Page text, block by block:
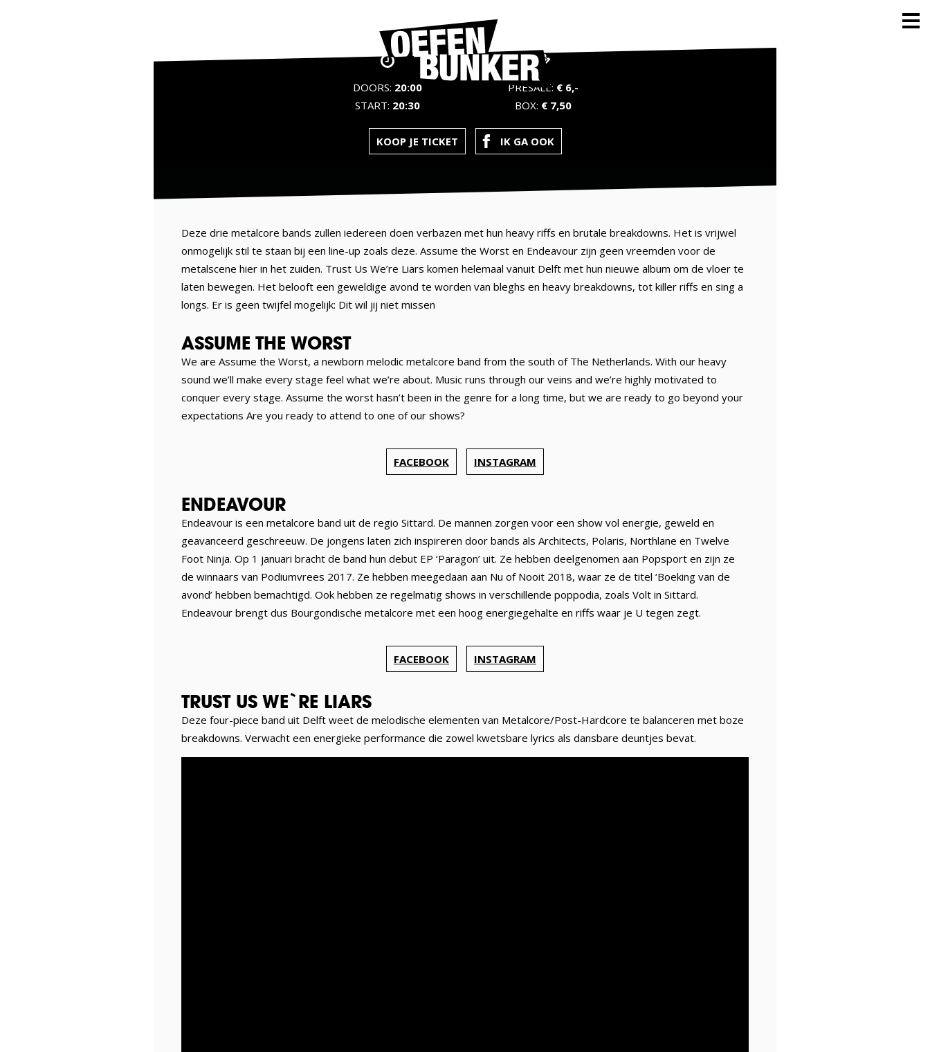
DOORS: 20:00
START: 20:30
PRESALE: € 6,-
BOX: € 7,50
KOOP JE TICKET IK GA OOK
Deze drie metalcore bands zullen iedereen doen verbazen met hun heavy riffs en brutale breakdowns. Het is vrijwel
onmogelijk stil te staan bij een line-up zoals deze. Assume the Worst en Endeavour zijn geen vreemden voor de
metalscene hier in het zuiden. Trust Us We’re Liars komen helemaal vanuit Delft met hun nieuwe album om de vloer te
laten bewegen. Het belooft een geweldige avond te worden van bleghs en heavy breakdowns, tot killer riffs en sing a
longs. Er is geen twijfel mogelijk: Dit wil jij niet missen
ASSUME THE WORST
We are Assume the Worst, a newborn melodic metalcore band from the south of The Netherlands. With our heavy
sound we’ll make every stage feel what we’re about. Music runs through our veins and we’re highly motivated to
conquer every stage. Assume the worst hasn’t been in the genre for a long time, but we are ready to go beyond your
expectations Are you ready to attend to one of our shows?
FACEBOOK INSTAGRAM
ENDEAVOUR
Endeavour is een metalcore band uit de regio Sittard. De mannen zorgen voor een show vol energie, geweld en
geavanceerd geschreeuw. De jongens laten zich inspireren door bands als Architects, Polaris, Northlane en Twelve
Foot Ninja. Op 1 januari bracht de band hun debut EP ‘Paragon’ uit. Ze hebben deelgenomen aan Popsport en zijn ze
de winnaars van Podiumvrees 2017. Ze hebben meegedaan aan Nu of Nooit 2018, waar ze de titel ‘Boeking van de
avond’ hebben bemachtigd. Ook hebben ze regelmatig shows in verschillende poppodia, zoals Volt in Sittard.
Endeavour brengt dus Bourgondische metalcore met een hoog energiegehalte en riffs waar je U tegen zegt.
FACEBOOK INSTAGRAM
TRUST US WE`RE LIARS
Deze four-piece band uit Delft weet de melodische elementen van Metalcore/Post-Hardcore te balanceren met boze
breakdowns. Verwacht een energieke performance die zowel kwetsbare lyrics als dansbare deuntjes bevat.